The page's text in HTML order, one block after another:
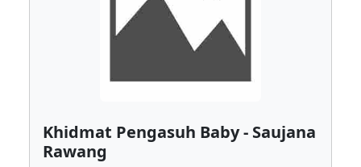
Khidmat Pengasuh Baby - Saujana
Rawang